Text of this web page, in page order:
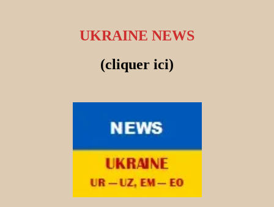
UKRAINE NEWS
(cliquer ici)